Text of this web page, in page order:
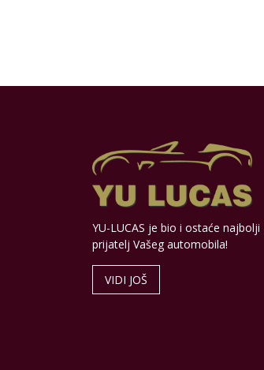
YU-LUCAS je bio i ostaće najbolji
prijatelj Vašeg automobila!
VIDI JOŠ